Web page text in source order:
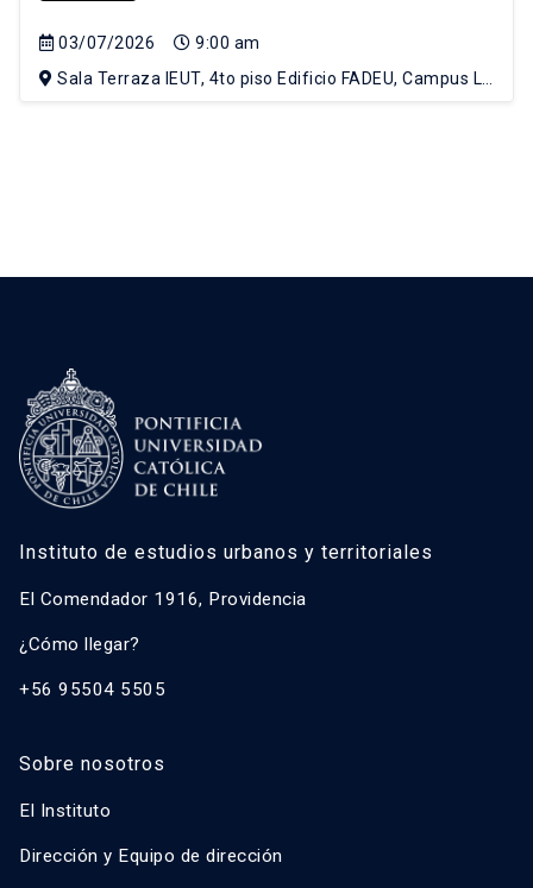
03/07/2026
9:00 am
Sala Terraza IEUT, 4to piso Edificio FADEU, Campus Lo
Instituto de estudios urbanos y territoriales
El Comendador 1916, Providencia
¿Cómo llegar?
+56 95504 5505
Sobre nosotros
El Instituto
Dirección y Equipo de dirección